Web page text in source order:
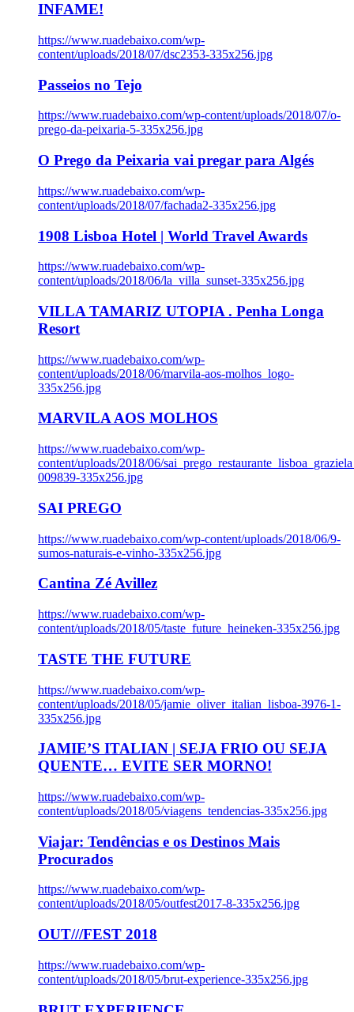
INFAME!
https://www.ruadebaixo.com/wp-
content/uploads/2018/07/dsc2353-335x256.jpg
Passeios no Tejo
https://www.ruadebaixo.com/wp-content/uploads/2018/07/o-
prego-da-peixaria-5-335x256.jpg
O Prego da Peixaria vai pregar para Algés
https://www.ruadebaixo.com/wp-
content/uploads/2018/07/fachada2-335x256.jpg
1908 Lisboa Hotel | World Travel Awards
https://www.ruadebaixo.com/wp-
content/uploads/2018/06/la_villa_sunset-335x256.jpg
VILLA TAMARIZ UTOPIA . Penha Longa
Resort
https://www.ruadebaixo.com/wp-
content/uploads/2018/06/marvila-aos-molhos_logo-
335x256.jpg
MARVILA AOS MOLHOS
https://www.ruadebaixo.com/wp-
content/uploads/2018/06/
009839-335x256.jpg
SAI PREGO
https://www.ruadebaixo.com/wp-content/uploads/2018/06/9-
sumos-naturais-e-vinho-335x256.jpg
Cantina Zé Avillez
https://www.ruadebaixo.com/wp-
content/uploads/2018/05/taste_future_heineken-335x256.jpg
TASTE THE FUTURE
https://www.ruadebaixo.com/wp-
content/uploads/2018/05/jamie_oliver_italian_lisboa-3976-1-
335x256.jpg
JAMIE’S ITALIAN | SEJA FRIO OU SEJA
QUENTE… EVITE SER MORNO!
https://www.ruadebaixo.com/wp-
content/uploads/2018/05/viagens_tendencias-335x256.jpg
Viajar: Tendências e os Destinos Mais
Procurados
https://www.ruadebaixo.com/wp-
content/uploads/2018/05/outfest2017-8-335x256.jpg
OUT///FEST 2018
https://www.ruadebaixo.com/wp-
content/uploads/2018/05/brut-experience-335x256.jpg